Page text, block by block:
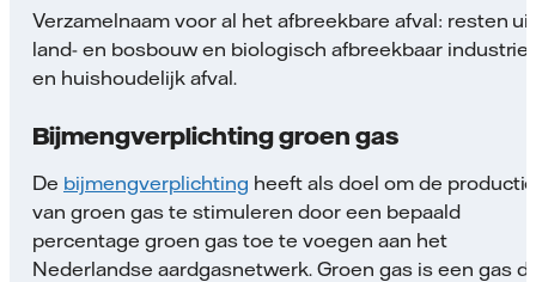
Verzamelnaam voor al het afbreekbare afval: resten uit
land- en bosbouw en biologisch afbreekbaar
en huishoudelijk afval.
Bijmengverplichting groen gas
De bijmengverplichting heeft als doel om de productie
van groen gas te stimuleren door een bepaald
percentage groen gas toe te voegen aan het
Nederlandse aardgasnetwerk. Groen gas is een gas